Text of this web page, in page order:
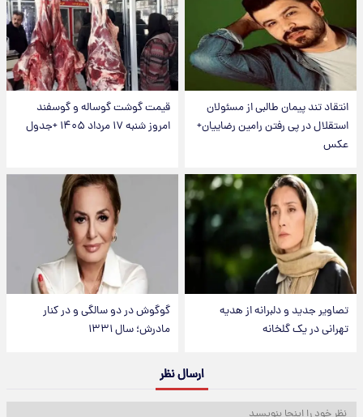
انتقاد تند پیمان طالبی از مسئولان
استقلال در پی رفتن رامین رضاییان+
عکس
قیمت گوشت گوساله و گوسفند
امروز شنبه ۱۷ مرداد ۱۴۰۵ +جدول
تصاویر جدید و دلبرانه از هدیه
تهرانی در یک گلخانه
گوگوش در دو سالگی و در کنار
مادرش؛ سال ۱۳۳۱
ارسال نظر